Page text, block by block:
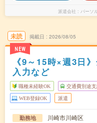
派遣会社 パーソ
未読
NEW
掲載日 2026/08/05
《9～15時×週3日
入力など
職種未経験OK 交通費別途支
WEB登録OK 派遣
勤務地
川崎市川崎区